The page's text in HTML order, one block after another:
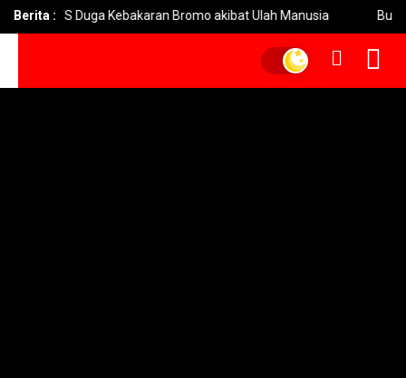
Berita :
Duga Kebakaran Bromo akibat Ulah Manusia Bupati Yani